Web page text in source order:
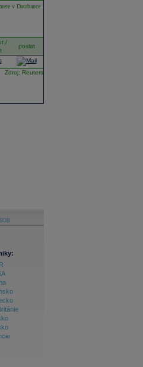
v Databance
/
poslat
Zdroj: Reuters